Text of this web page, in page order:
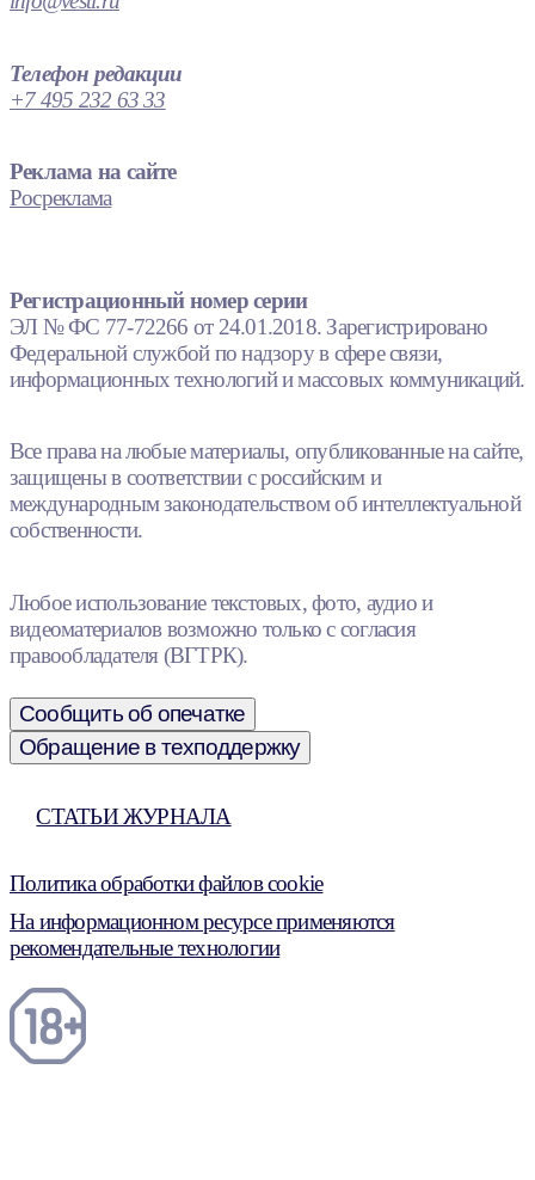
Телефон редакции
+7 495 232 63 33
Реклама на сайте
Росреклама
Регистрационный номер серии
ЭЛ № ФС 77-72266 от 24.01.2018. Зарегистрировано
Федеральной службой по надзору в сфере связи,
информационных технологий и массовых коммуникаций.
Все права на любые материалы, опубликованные на сайте,
защищены в соответствии с российским и
международным законодательством об интеллектуальной
собственности.
Любое использование текстовых, фото, аудио и
видеоматериалов возможно только с согласия
правообладателя (ВГТРК).
Сообщить об опечатке
Обращение в техподдержку
СТАТЬИ ЖУРНАЛА
Политика обработки файлов cookie
На информационном ресурсе применяются
рекомендательные технологии